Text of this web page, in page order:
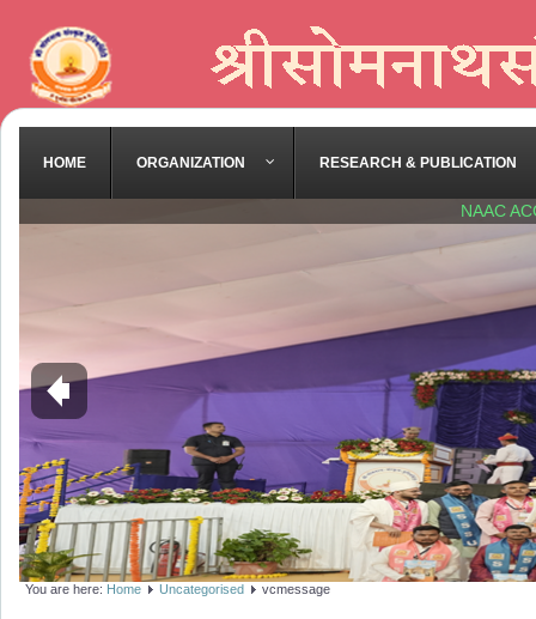
HOME ORGANIZATION RESEARCH & PUBLICATION
NAAC
You are here: Home Uncategorised vcmessage